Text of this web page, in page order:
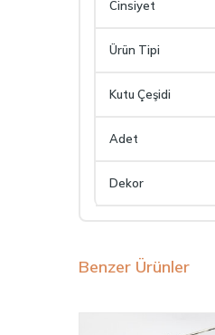
Cinsiyet
Ürün Tipi
Kutu Çeşidi
Adet
Dekor
Benzer Ürünler